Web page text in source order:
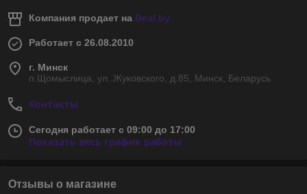
Компания продает на Deal.by
Работает с 26.08.2010
г. Минск
п.Щомыслица, ул..Жуковского, д.85, Минск, Беларусь
Контакты
Сегодня работает с 09:00 до 17:00
Показать весь график работы
Отзывы о магазине